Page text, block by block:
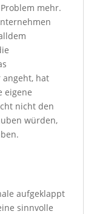
mehr.
angeht, hat
eigene
nicht den
würden,
aufgeklappt
sinnvolle